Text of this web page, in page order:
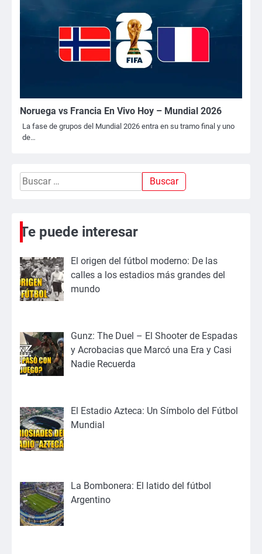
Noruega vs Francia En Vivo Hoy – Mundial 2026
La fase de grupos del Mundial 2026 entra en su tramo final y uno
de…
Buscar:
Te puede interesar
El origen del fútbol moderno: De las
calles a los estadios más grandes del
mundo
Gunz: The Duel – El Shooter de Espadas
y Acrobacias que Marcó una Era y Casi
Nadie Recuerda
El Estadio Azteca: Un Símbolo del Fútbol
Mundial
La Bombonera: El latido del fútbol
Argentino